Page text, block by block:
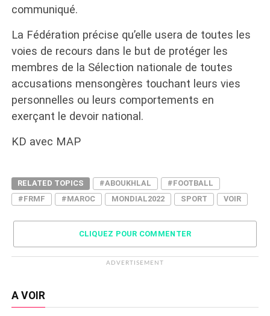
communiqué.
La Fédération précise qu’elle usera de toutes les
voies de recours dans le but de protéger les
membres de la Sélection nationale de toutes
accusations mensongères touchant leurs vies
personnelles ou leurs comportements en
exerçant le devoir national.
KD avec MAP
RELATED TOPICS #ABOUKHLAL
#FOOTBALL
#FRMF
#MAROC MONDIAL2022 SPORT VOIR
CLIQUEZ POUR COMMENTER
ADVERTISEMENT
A VOIR